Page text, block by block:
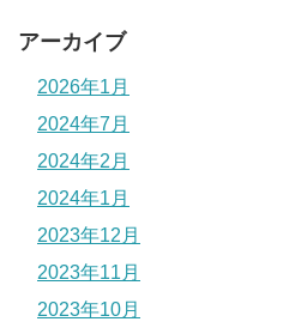
アーカイブ
2026年1月
2024年7月
2024年2月
2024年1月
2023年12月
2023年11月
2023年10月